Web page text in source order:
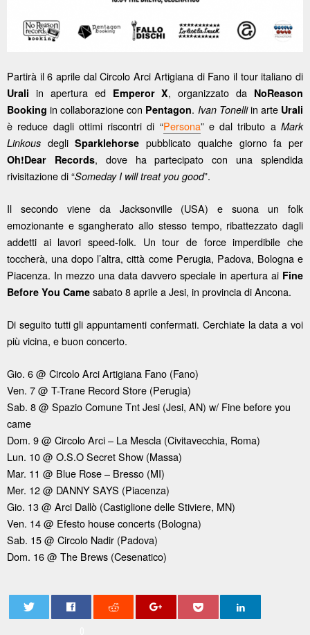
Partirà il 6 aprile dal Circolo Arci Artigiana di Fano il tour italiano di
Urali in apertura ed Emperor X, organizzato da NoReason
Booking in collaborazione con Pentagon. Ivan Tonelliin arte Urali
è reduce dagli ottimi riscontri di “Persona” e dal tributo aMark
Linkous degliSparklehorse pubblicato qualche giorno fa per
Oh!Dear Records, dove ha partecipato con una splendida
rivisitazione di “Someday I will treat you good”.
Il secondo viene da Jacksonville (USA) e suona un folk
emozionante e sgangherato allo stesso tempo, ribattezzato dagli
addetti ai lavori speed-folk. Un tour de force imperdibile che
toccherà, una dopo l’altra, città come Perugia, Padova, Bologna e
Piacenza. In mezzo una data davvero speciale in apertura ai Fine
Before You Came sabato 8 aprile a Jesi, in provincia di Ancona.
Di seguito tutti gli appuntamenti confermati. Cerchiate la data a voi
più vicina, e buon concerto.
Gio. 6 @ Circolo Arci Artigiana Fano (Fano)
Ven. 7 @ T-Trane Record Store (Perugia)
Sab. 8 @ Spazio Comune Tnt Jesi (Jesi, AN) w/ Fine before you
came
Dom. 9 @ Circolo Arci – La Mescla (Civitavecchia, Roma)
Lun. 10 @ O.S.O Secret Show (Massa)
Mar. 11 @ Blue Rose – Bresso (MI)
Mer. 12 @ DANNY SAYS (Piacenza)
Gio. 13 @ Arci Dallò (Castiglione delle Stiviere, MN)
Ven. 14 @ Efesto house concerts (Bologna)
Sab. 15 @ Circolo Nadir (Padova)
Dom. 16 @ The Brews (Cesenatico)